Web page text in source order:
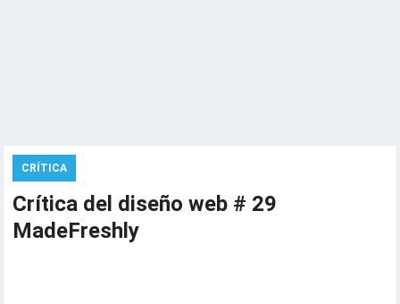
CRÍTICA
Crítica del diseño web # 29
MadeFreshly